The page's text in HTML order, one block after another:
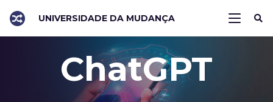
UNIVERSIDADE DA MUDANÇA
ChatGPT